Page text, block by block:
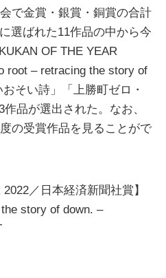
で金賞・銀賞・銅賞の合計
選ばれた11作品の中から今
OF THE YEAR
root – retracing the story of
そい詩」「上勝町ゼロ・
品が選出された。なお、
の受賞作品を見ることがで
／日本経済新聞社賞】
story of down. –